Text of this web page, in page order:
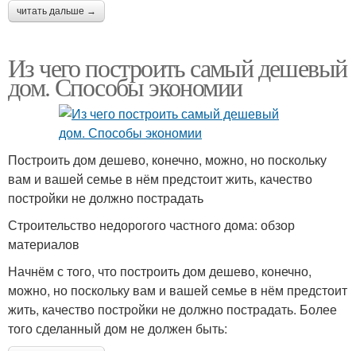
читать дальше →
Из чего построить самый дешевый
дом. Способы экономии
Построить дом дешево, конечно, можно, но поскольку
вам и вашей семье в нём предстоит жить, качество
постройки не должно пострадать
Строительство недорогого частного дома: обзор
материалов
Начнём с того, что построить дом дешево, конечно,
можно, но поскольку вам и вашей семье в нём предстоит
жить, качество постройки не должно пострадать. Более
того сделанный дом не должен быть: